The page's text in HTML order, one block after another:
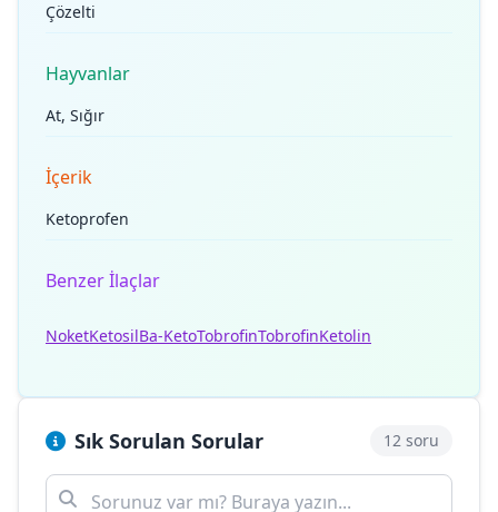
Çözelti
Hayvanlar
At, Sığır
İçerik
Ketoprofen
Benzer İlaçlar
NoketKetosilBa-KetoTobrofinTobrofinKetolin
Sık Sorulan Sorular 12 soru